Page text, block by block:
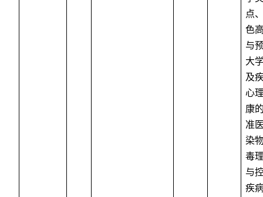
点
色
与
大
及
心
康
准
染
毒
与
疾